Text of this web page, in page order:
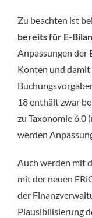
Zu beachten ist
bereits für E-
Anpassungen der
Konten und
18 enthält zwar
zu Taxonomie
werden
Auch werden mit
mit der neuen
der
Plausibilisierung